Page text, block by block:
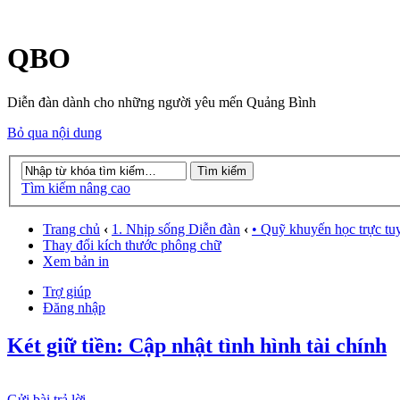
QBO
Diễn đàn dành cho những người yêu mến Quảng Bình
Bỏ qua nội dung
Tìm kiếm nâng cao
Trang chủ ‹ 1. Nhịp sống Diễn đàn ‹ • Quỹ khuyến học trực
Thay đổi kích thước phông chữ
Xem bản in
Trợ giúp
Đăng nhập
Két giữ tiền: Cập nhật tình hình tài chính